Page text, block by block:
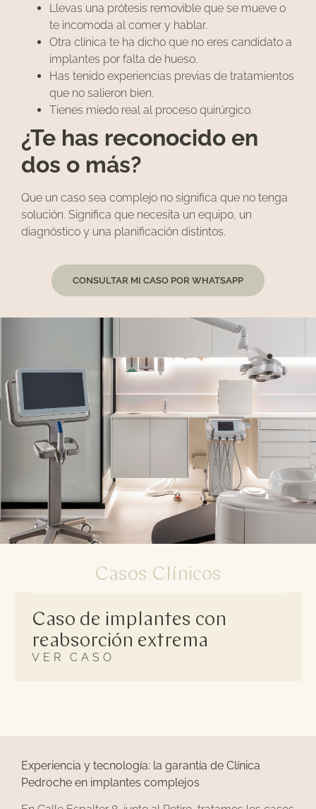
Llevas una prótesis removible que se mueve o
te incomoda al comer y hablar.
Otra clínica te ha dicho que no eres candidato a
implantes por falta de hueso.
Has tenido experiencias previas de tratamientos
que no salieron bien.
Tienes miedo real al proceso quirúrgico.
¿Te has reconocido en
dos o más?
Que un caso sea complejo no significa que no tenga
solución. Significa que necesita un equipo, un
diagnóstico y una planificación distintos.
CONSULTAR MI CASO POR WHATSAPP
Casos Clínicos
Caso de implantes con
reabsorción extrema
VER CASO
Experiencia y tecnología: la garantía de Clínica
Pedroche en implantes complejos